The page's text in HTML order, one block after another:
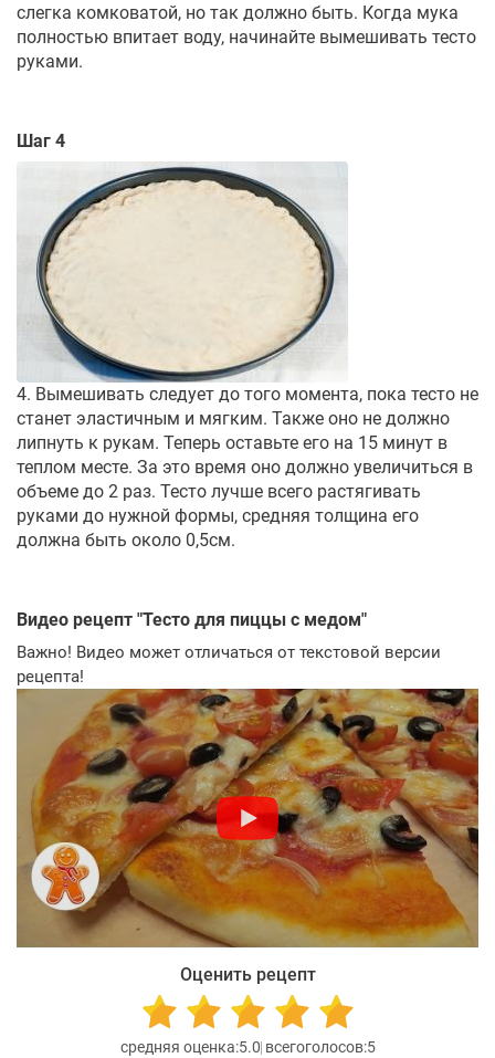
слегка комковатой, но так должно быть. Когда мука
полностью впитает воду, начинайте вымешивать тесто
руками.
Шаг 4
4. Вымешивать следует до того момента, пока тесто не
станет эластичным и мягким. Также оно не должно
липнуть к рукам. Теперь оставьте его на 15 минут в
теплом месте. За это время оно должно увеличиться в
объеме до 2 раз. Тесто лучше всего растягивать
руками до нужной формы, средняя толщина его
должна быть около 0,5см.
Видео рецепт "Тесто для пиццы с медом"
Важно! Видео может отличаться от текстовой версии
рецепта!
Оценить рецепт
5.0 5